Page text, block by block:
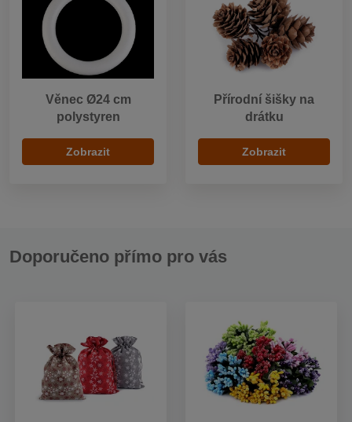
Věnec Ø24 cm
polystyren
Zobrazit
Přírodní šišky na
drátku
Zobrazit
Doporučeno přímo pro vás